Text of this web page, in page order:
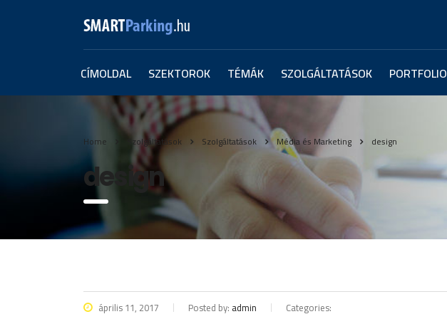
CÍMOLDAL SZEKTOROK TÉMÁK SZOLGÁLTATÁSOK PORTFOLIO
Home Szolgáltatások Szolgáltatások Média és Marketing design
design
április 11, 2017 Posted by: admin Categories: